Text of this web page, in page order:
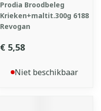
Prodia Broodbeleg
Krieken+maltit.300g 6188
Revogan
€ 5,58
Niet beschikbaar